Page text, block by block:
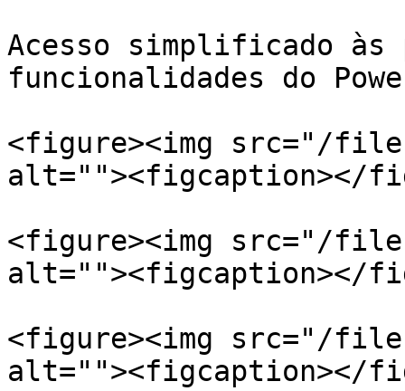
Acesso simplificado
funcionalidades do
<figure><img src="/files/
alt=""><figcaption></
<figure><img src="/
alt=""><figcaption></
<figure><img src="/files/
alt=""><figcaption></